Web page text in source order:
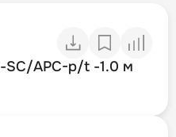
APC-p/t -1.0 м